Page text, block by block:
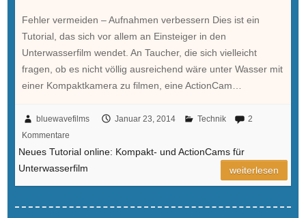
Fehler vermeiden – Aufnahmen verbessern Dies ist ein
Tutorial, das sich vor allem an Einsteiger in den
Unterwasserfilm wendet. An Taucher, die sich vielleicht
fragen, ob es nicht völlig ausreichend wäre unter Wasser mit
einer Kompaktkamera zu filmen, eine ActionCam…
bluewavefilms Januar 23, 2014 Technik
2
Kommentare
Neues Tutorial online: Kompakt- und ActionCams für
Unterwasserfilm
weiterlesen